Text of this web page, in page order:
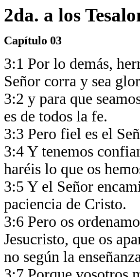
2da. a los
Capítulo 03
3:1 Por lo demás,
Señor corra y sea
3:2 y para que
es de todos la fe.
3:3 Pero fiel es el
3:4 Y tenemos
haréis lo que os
3:5 Y el Señor
paciencia de Cristo.
3:6 Pero os
Jesucristo, que os
no según la